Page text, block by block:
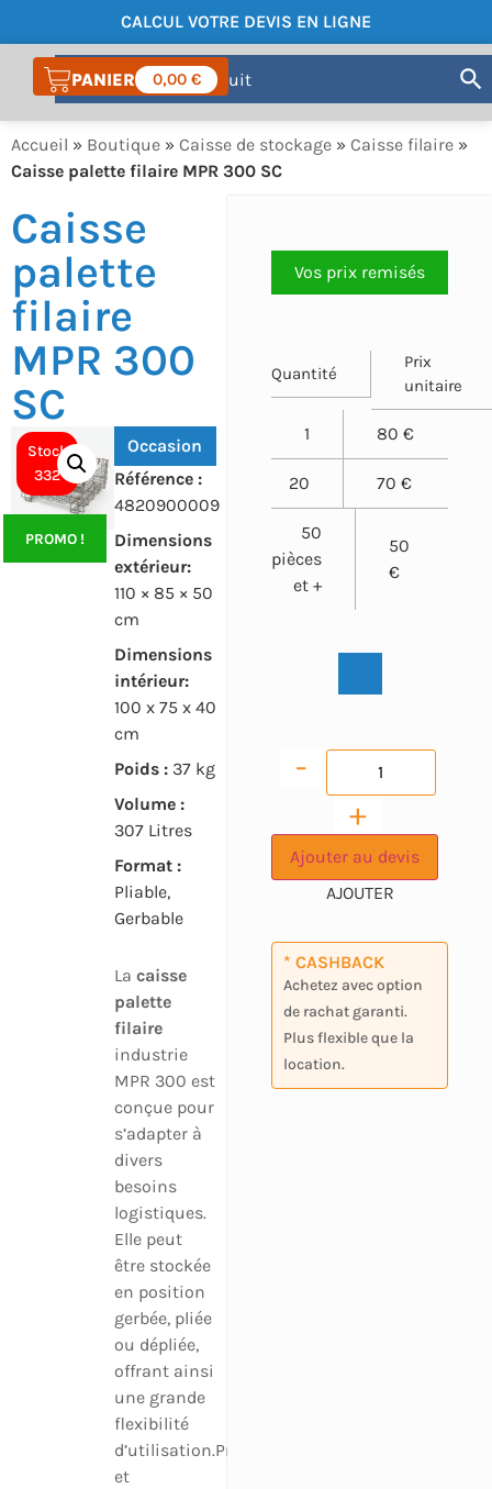
CALCUL VOTRE DEVIS EN LIGNE
COMPTE 0,00 €
Accueil » Boutique » Caisse de stockage » Caisse filaire »
Caisse palette filaire MPR 300 SC
Caisse
palette
filaire
MPR 300
SC
Stock
332
PROMO !
Occasion
Référence :
4820900009
Dimensions
extérieur:
110 × 85 × 50
cm
Dimensions
intérieur:
100 x 75 x 40
cm
Poids :37 kg
Volume :
307 Litres
Format :
Pliable,
Gerbable
La caisse
palette
filaire
industrie
MPR 300 est
conçue pour
s’adapter à
divers
besoins
logistiques.
Elle peut
être stockée
en position
gerbée, pliée
ou dépliée,
offrant ainsi
une grande
flexibilité
d’utilisation.Pratique
et
Vos prix remisés
Quantité
Prix
unitaire
1 80 €
20 70 €
50
pièces
et +
50
€
-
+
Ajouter au devis
* CASHBACK
Achetez avec option
de rachat garanti.
Plus flexible que la
location.